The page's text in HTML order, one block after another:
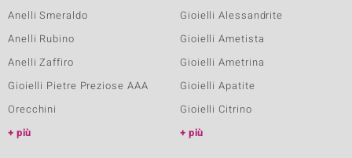
Anelli Smeraldo
Anelli Rubino
Anelli Zaffiro
Gioielli Pietre Preziose AAA
Orecchini
più
Gioielli Alessandrite
Gioielli Ametista
Gioielli Ametrina
Gioielli Apatite
Gioielli Citrino
più